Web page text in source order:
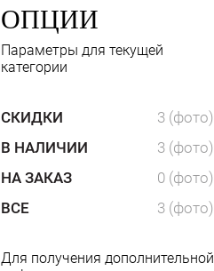
ОПЦИИ
Параметры для текущей
категории
СКИДКИ
3 (фото)
В НАЛИЧИИ
3 (фото)
НА ЗАКАЗ
0 (фото)
ВСЕ
3 (фото)
Для получения дополнительной